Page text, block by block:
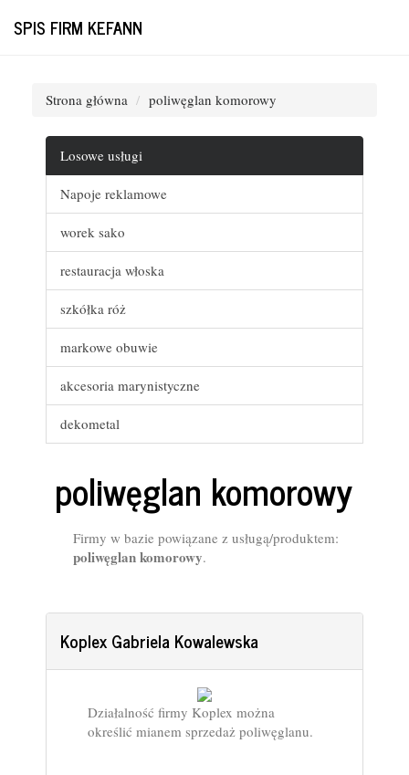
SPIS FIRM KEFANN
Strona główna poliwęglan komorowy
Losowe usługi
Napoje reklamowe
worek sako
restauracja włoska
szkółka róż
markowe obuwie
akcesoria marynistyczne
dekometal
poliwęglan komorowy
Firmy w bazie powiązane z usługą/produktem:
poliwęglan komorowy.
Koplex Gabriela Kowalewska
Działalność firmy Koplex można
określić mianem sprzedaż poliwęglanu.